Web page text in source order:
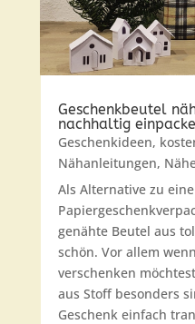
Geschenkbeutel
nachhaltig
Geschenkideen,
Nähanleitungen,
Als Alternative zu
genähte Beutel aus
schön. Vor allem
verschenken
aus Stoff besonders
Geschenk einfach